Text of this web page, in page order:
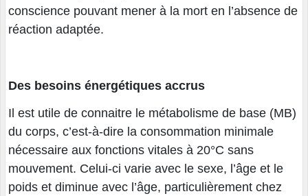
conscience pouvant mener à la mort en l’absence de
réaction adaptée.
Des besoins énergétiques accrus
Il est utile de connaitre le métabolisme de base (MB)
du corps, c’est-à-dire la consommation minimale
nécessaire aux fonctions vitales à 20°C sans
mouvement. Celui-ci varie avec le sexe, l’âge et le
poids et diminue avec l’âge, particulièrement chez